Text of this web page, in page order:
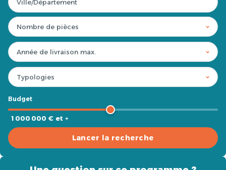
Budget
1 000 000 € et +
Lancer la recherche